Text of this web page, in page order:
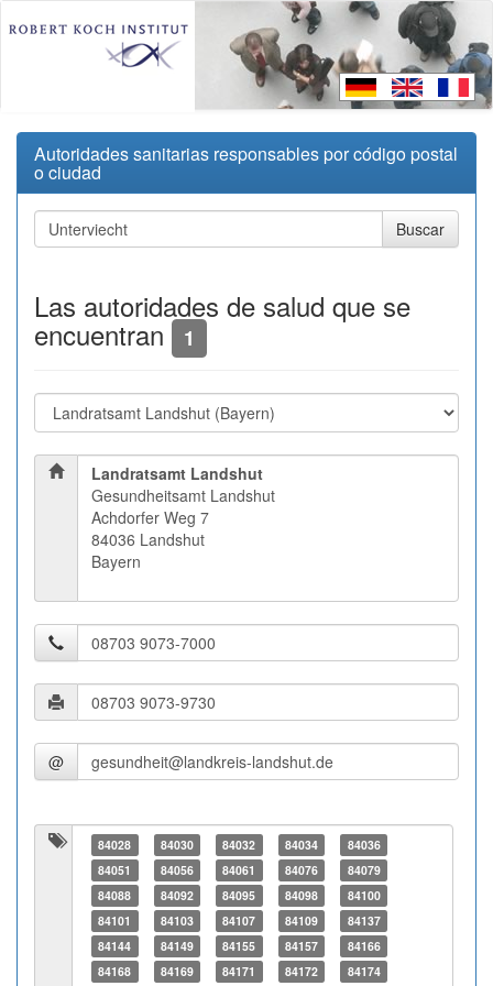
Autoridades sanitarias responsables por código postal
o ciudad
Las autoridades de salud que se
encuentran 1
Landratsamt Landshut
Gesundheitsamt Landshut
Achdorfer Weg 7
84036 Landshut
Bayern
@
84028 84030 84032 84034
84036
84051
84056 84061 84076
84079
84088
84092 84095 84098
84100
84101
84103 84107 84109
84137
84144
84149 84155 84157
84166
84168
84169 84171 84172 84174